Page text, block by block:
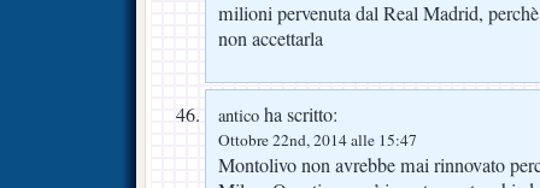
milioni pervenuta dal Real Madrid,
non accettarla
antico ha scritto:
Ottobre 22nd, 2014 alle 15:47
Montolivo non avrebbe mai rinnovato